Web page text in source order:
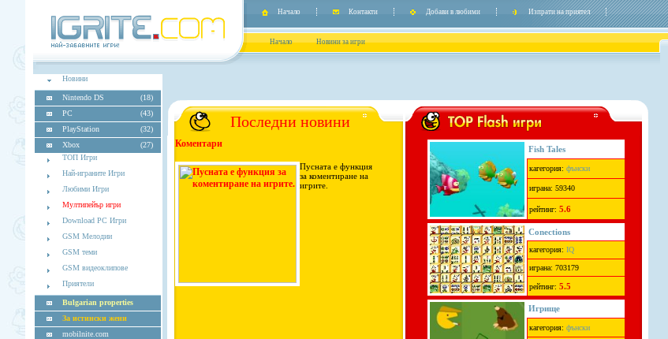
Начало Контакти Добави в любими Изпрати на приятел
Начало Новини за игри
Новини
Nintendo DS
(18)
PC
(43)
PlayStation
(32)
Xbox
(27)
ТОП Игри
Най-играните Игри
Любими Игри
Мултипейър игри
Download PC Игри
GSM Мелодии
GSM теми
GSM видеоклипове
Приятели
Bulgarian properties
За истински жени
mobilnite.com
Последни новини
Коментари
Пусната е функция
за коментиране на
игрите.
Fish Tales
кагегория: фънски
играна: 59340
рейтинг: 5.6
Conections
кагегория: IQ
играна: 703179
рейтинг: 5.5
Игрище
кагегория: фънски